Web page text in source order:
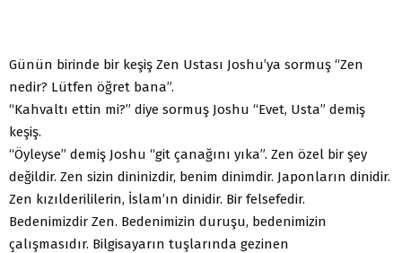
Günün birinde bir keşiş Zen Ustası Joshu’ya sormuş “Zen
nedir? Lütfen öğret bana”.
“Kahvaltı ettin mi?” diye sormuş Joshu “Evet, Usta” demiş
keşiş.
“Öyleyse” demiş Joshu “git çanağını yıka”. Zen özel bir şey
değildir. Zen sizin dininizdir, benim dinimdir. Japonların dinidir.
Zen kızılderililerin, İslam’ın dinidir. Bir felsefedir.
Bedenimizdir Zen. Bedenimizin duruşu, bedenimizin
çalışmasıdır. Bilgisayarın tuşlarında gezinen